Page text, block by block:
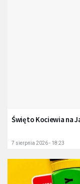
Święto Kociewia na
7 sierpnia 2026 - 18:23